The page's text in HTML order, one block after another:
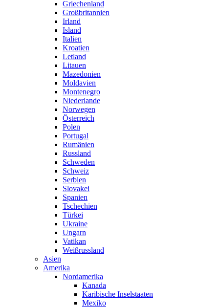
Griechenland
Großbritannien
Irland
Island
Italien
Kroatien
Letland
Litauen
Mazedonien
Moldavien
Montenegro
Niederlande
Norwegen
Österreich
Polen
Portugal
Rumänien
Russland
Schweden
Schweiz
Serbien
Slovakei
Spanien
Tschechien
Türkei
Ukraine
Ungarn
Vatikan
Weißrussland
Asien
Amerika
Nordamerika
Kanada
Karibische Inselstaaten
Mexiko